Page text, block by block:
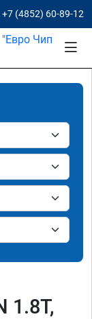
+7 (4852) 60-89-12
1.8T,